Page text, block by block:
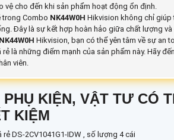
vệ cho đến khi sản phẩm hoạt động ổn định.
trong Combo NK44W0H Hikvision không chỉ giúp
Đây là sự kết hợp hoàn hảo giữa chất lượng và
NK44W0H Hikvision, bạn có thể yên tâm về sự an
là những điểm mạnh của sản phẩm này. Hãy
viên.
KIỆN, VẬT TƯ CÓ
KIỆM
DS-2CV1041G1-IDW , số lượng 4 cái